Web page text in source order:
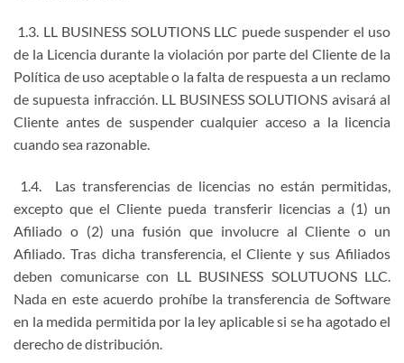
1.3. LL BUSINESS SOLUTIONS LLC puede suspender el uso
de la Licencia durante la violación por parte del Cliente de la
Política de uso aceptable o la falta de respuesta a un reclamo
de supuesta infracción. LL BUSINESS SOLUTIONS avisará al
Cliente antes de suspender cualquier acceso a la licencia
cuando sea razonable.
1.4. Las transferencias de licencias no están permitidas,
excepto que el Cliente pueda transferir licencias a (1) un
Afiliado o (2) una fusión que involucre al Cliente o un
Afiliado. Tras dicha transferencia, el Cliente y sus Afiliados
deben comunicarse con LL BUSINESS SOLUTUONS LLC.
Nada en este acuerdo prohíbe la transferencia de Software
en la medida permitida por la ley aplicable si se ha agotado el
derecho de distribución.